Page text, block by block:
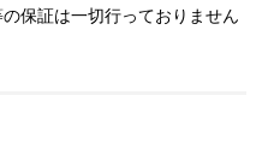
保証は一切行っておりません